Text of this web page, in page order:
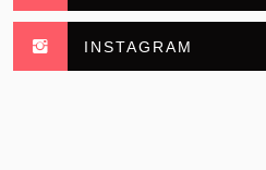
INSTAGRAM